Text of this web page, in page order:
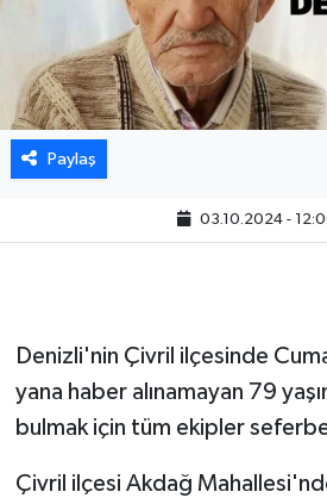
Paylaş
03.10.2024 -
Denizli'nin Çivril ilçesinde
yana haber alınamayan 79
bulmak için tüm ekipler
Çivril ilçesi Akdağ